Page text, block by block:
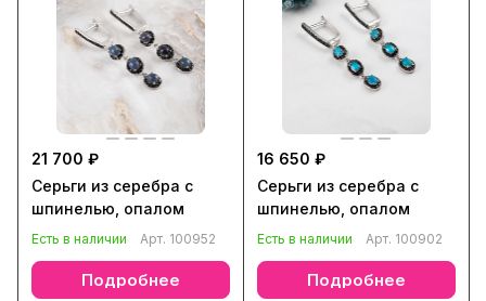
21 700 ₽
Серьги из серебра с
шпинелью, опалом
Есть в наличии Арт. 100952
Подробнее
16 650 ₽
Серьги из серебра с
шпинелью, опалом
Есть в наличии Арт. 100902
Подробнее